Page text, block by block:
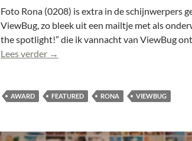
Foto Rona (0208) is extra in de schijnwerpers
ViewBug, zo bleek uit een mailtje met als
the spotlight!” die ik vannacht van ViewBug
Lees verder Rona (0208) featured op ViewBug
→
AWARD FEATURED RONA VIEWBUG